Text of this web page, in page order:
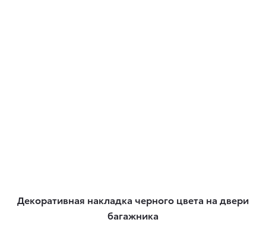
Декоративная накладка черного цвета на двери
багажника